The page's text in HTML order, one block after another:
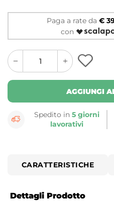
Paga a rate da €
con
quantity
button
quantity
minus
button
AGGIUNGI
Spedito in5 giorni
lavorativi
CARATTERISTICHE
Dettagli Prodotto